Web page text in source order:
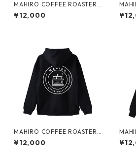
MAHIRO COFFEE ROASTERY
裏起毛Bigパーカー
¥12,000
裏起
MAHIRO COFFEE ROASTERY
裏起毛Bigパーカー
¥12,000
パイ